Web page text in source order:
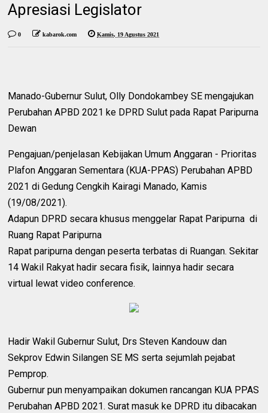
Apresiasi Legislator
0 kabarok.com Kamis, 19 Agustus 2021
Manado-Gubernur Sulut, Olly Dondokambey SE mengajukan
Perubahan APBD 2021 ke DPRD Sulut pada Rapat Paripurna
Dewan
Pengajuan/penjelasan Kebijakan Umum Anggaran - Prioritas
Plafon Anggaran Sementara (KUA-PPAS) Perubahan APBD
2021 di Gedung Cengkih Kairagi Manado, Kamis
(19/08/2021).
Adapun DPRD secara khusus menggelar Rapat Paripurna di
Ruang Rapat Paripurna
Rapat paripurna dengan peserta terbatas di Ruangan. Sekitar
14 Wakil Rakyat hadir secara fisik, lainnya hadir secara
virtual lewat video conference.
Hadir Wakil Gubernur Sulut, Drs Steven Kandouw dan
Sekprov Edwin Silangen SE MS serta sejumlah pejabat
Pemprop.
Gubernur pun menyampaikan dokumen rancangan KUA PPAS
Perubahan APBD 2021. Surat masuk ke DPRD itu dibacakan